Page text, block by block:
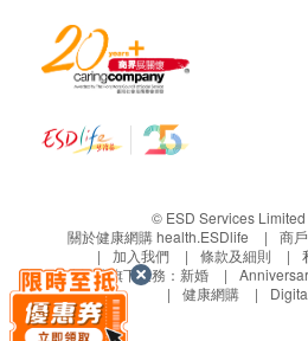
© ESD Services
關於健康網購 health.ESDlife
商
加入我們
條款及細則
生活易旗下業務： 新婚
健康網購